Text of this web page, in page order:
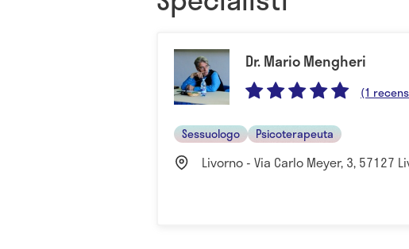
Dr. Mario Mengheri
(1
Sessuologo Psicoterapeuta
Livorno - Via Carlo Meyer, 3, 57127